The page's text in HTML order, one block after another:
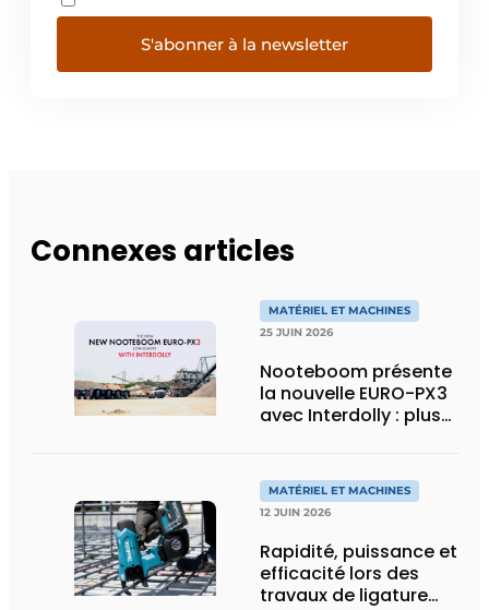
S'abonner à la newsletter
Connexes articles
MATÉRIEL ET MACHINES
25 JUIN 2026
Nooteboom présente
la nouvelle EURO-PX3
avec Interdolly : plus
transport spécial
MATÉRIEL ET MACHINES
12 JUIN 2026
Rapidité, puissance et
efficacité lors des
travaux de ligature